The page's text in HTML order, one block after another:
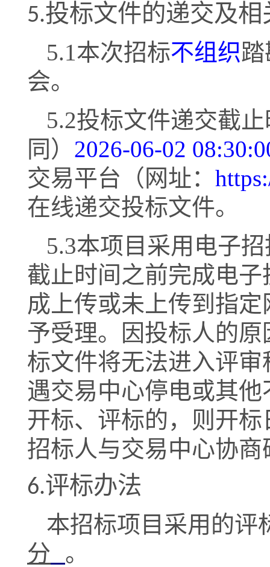
5.投标文件的递交及相
5.1本次招标不组织
会。
5.2投标文件递交截
同） 2026-06-02
交易平台（网址：
在线递交投标文件。
5.3本项目采用电子
截止时间之前完成电
成上传或未上传到指
予受理。因投标人的
标文件将无法进入评
遇交易中心停电或其
开标、评标的，则开
招标人与交易中心协
6.评标办法
本招标项目采用的评
分
。